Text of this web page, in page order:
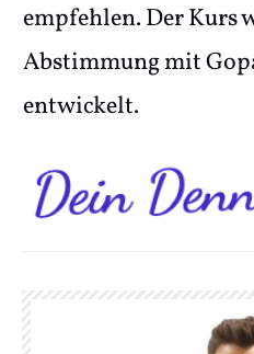
empfehlen. Der Kurs
Abstimmung mit
entwickelt.